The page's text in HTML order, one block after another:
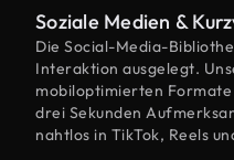
Soziale Medien &
Die Social-Media-
Interaktion ausgelegt.
mobiloptimierten
drei Sekunden
nahtlos in TikTok, Reels